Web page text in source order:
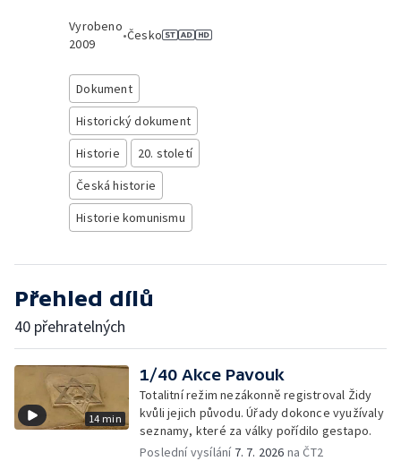
Vyrobeno
2009
•Česko
Dokument
Historický dokument
Historie
20. století
Česká historie
Historie komunismu
Přehled dílů
40 přehratelných
14 min
1/40 Akce Pavouk
Totalitní režim nezákonně registroval Židy
kvůli jejich původu. Úřady dokonce využívaly
seznamy, které za války pořídilo gestapo.
Poslední vysílání 7. 7. 2026 na ČT2